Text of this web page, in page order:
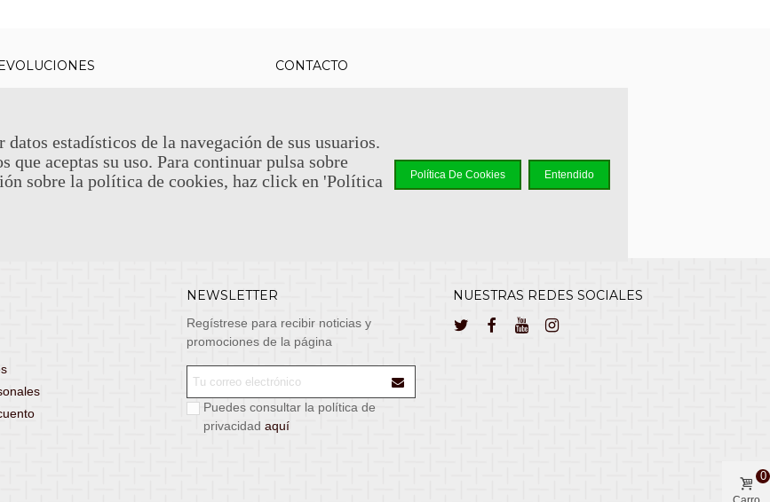
seleccionar envío económico en 24-72h
para pedidos de más de 75 €. (*)
CONTACTO
NEWSLETTER
Regístrese para recibir noticias y
promociones de la página
Puedes consultar la política de
privacidad aquí
NUESTRAS REDES SOCIALES
0
estadísticos de la navegación de sus usuarios.
que aceptas su uso. Para continuar pulsa sobre
sobre la política de cookies, haz click en 'Política
Política De Cookies Entendido